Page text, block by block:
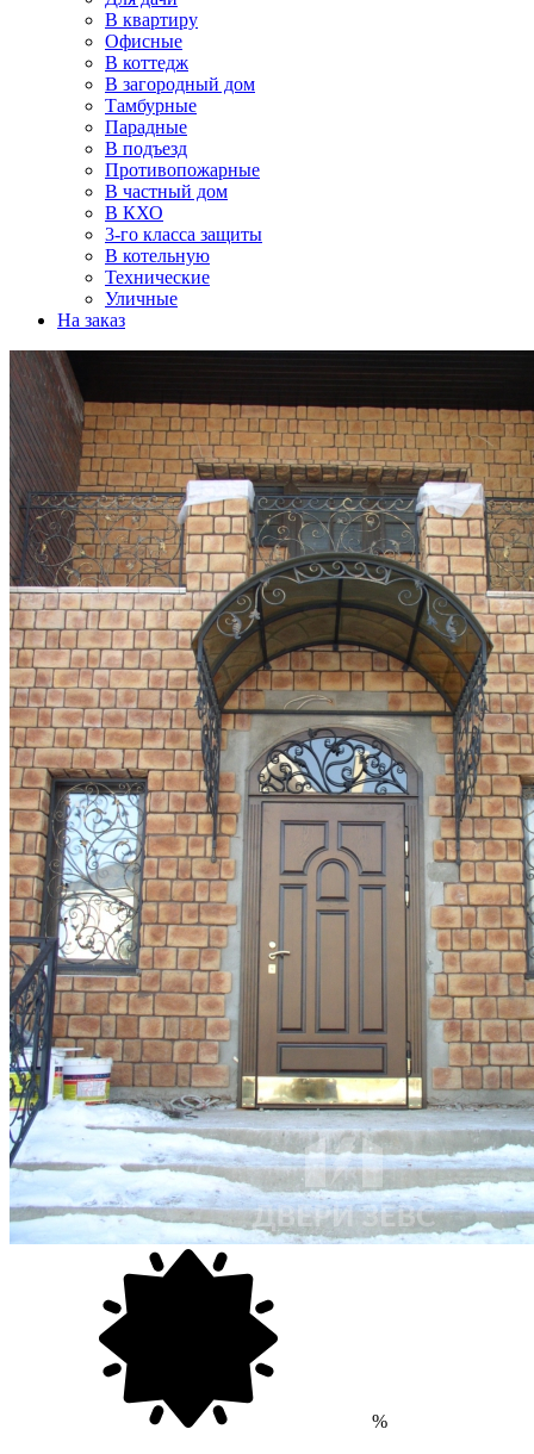
В квартиру
Офисные
В коттедж
В загородный дом
Тамбурные
Парадные
В подъезд
Противопожарные
В частный дом
В КХО
3-го класса защиты
В котельную
Технические
Уличные
На заказ
%